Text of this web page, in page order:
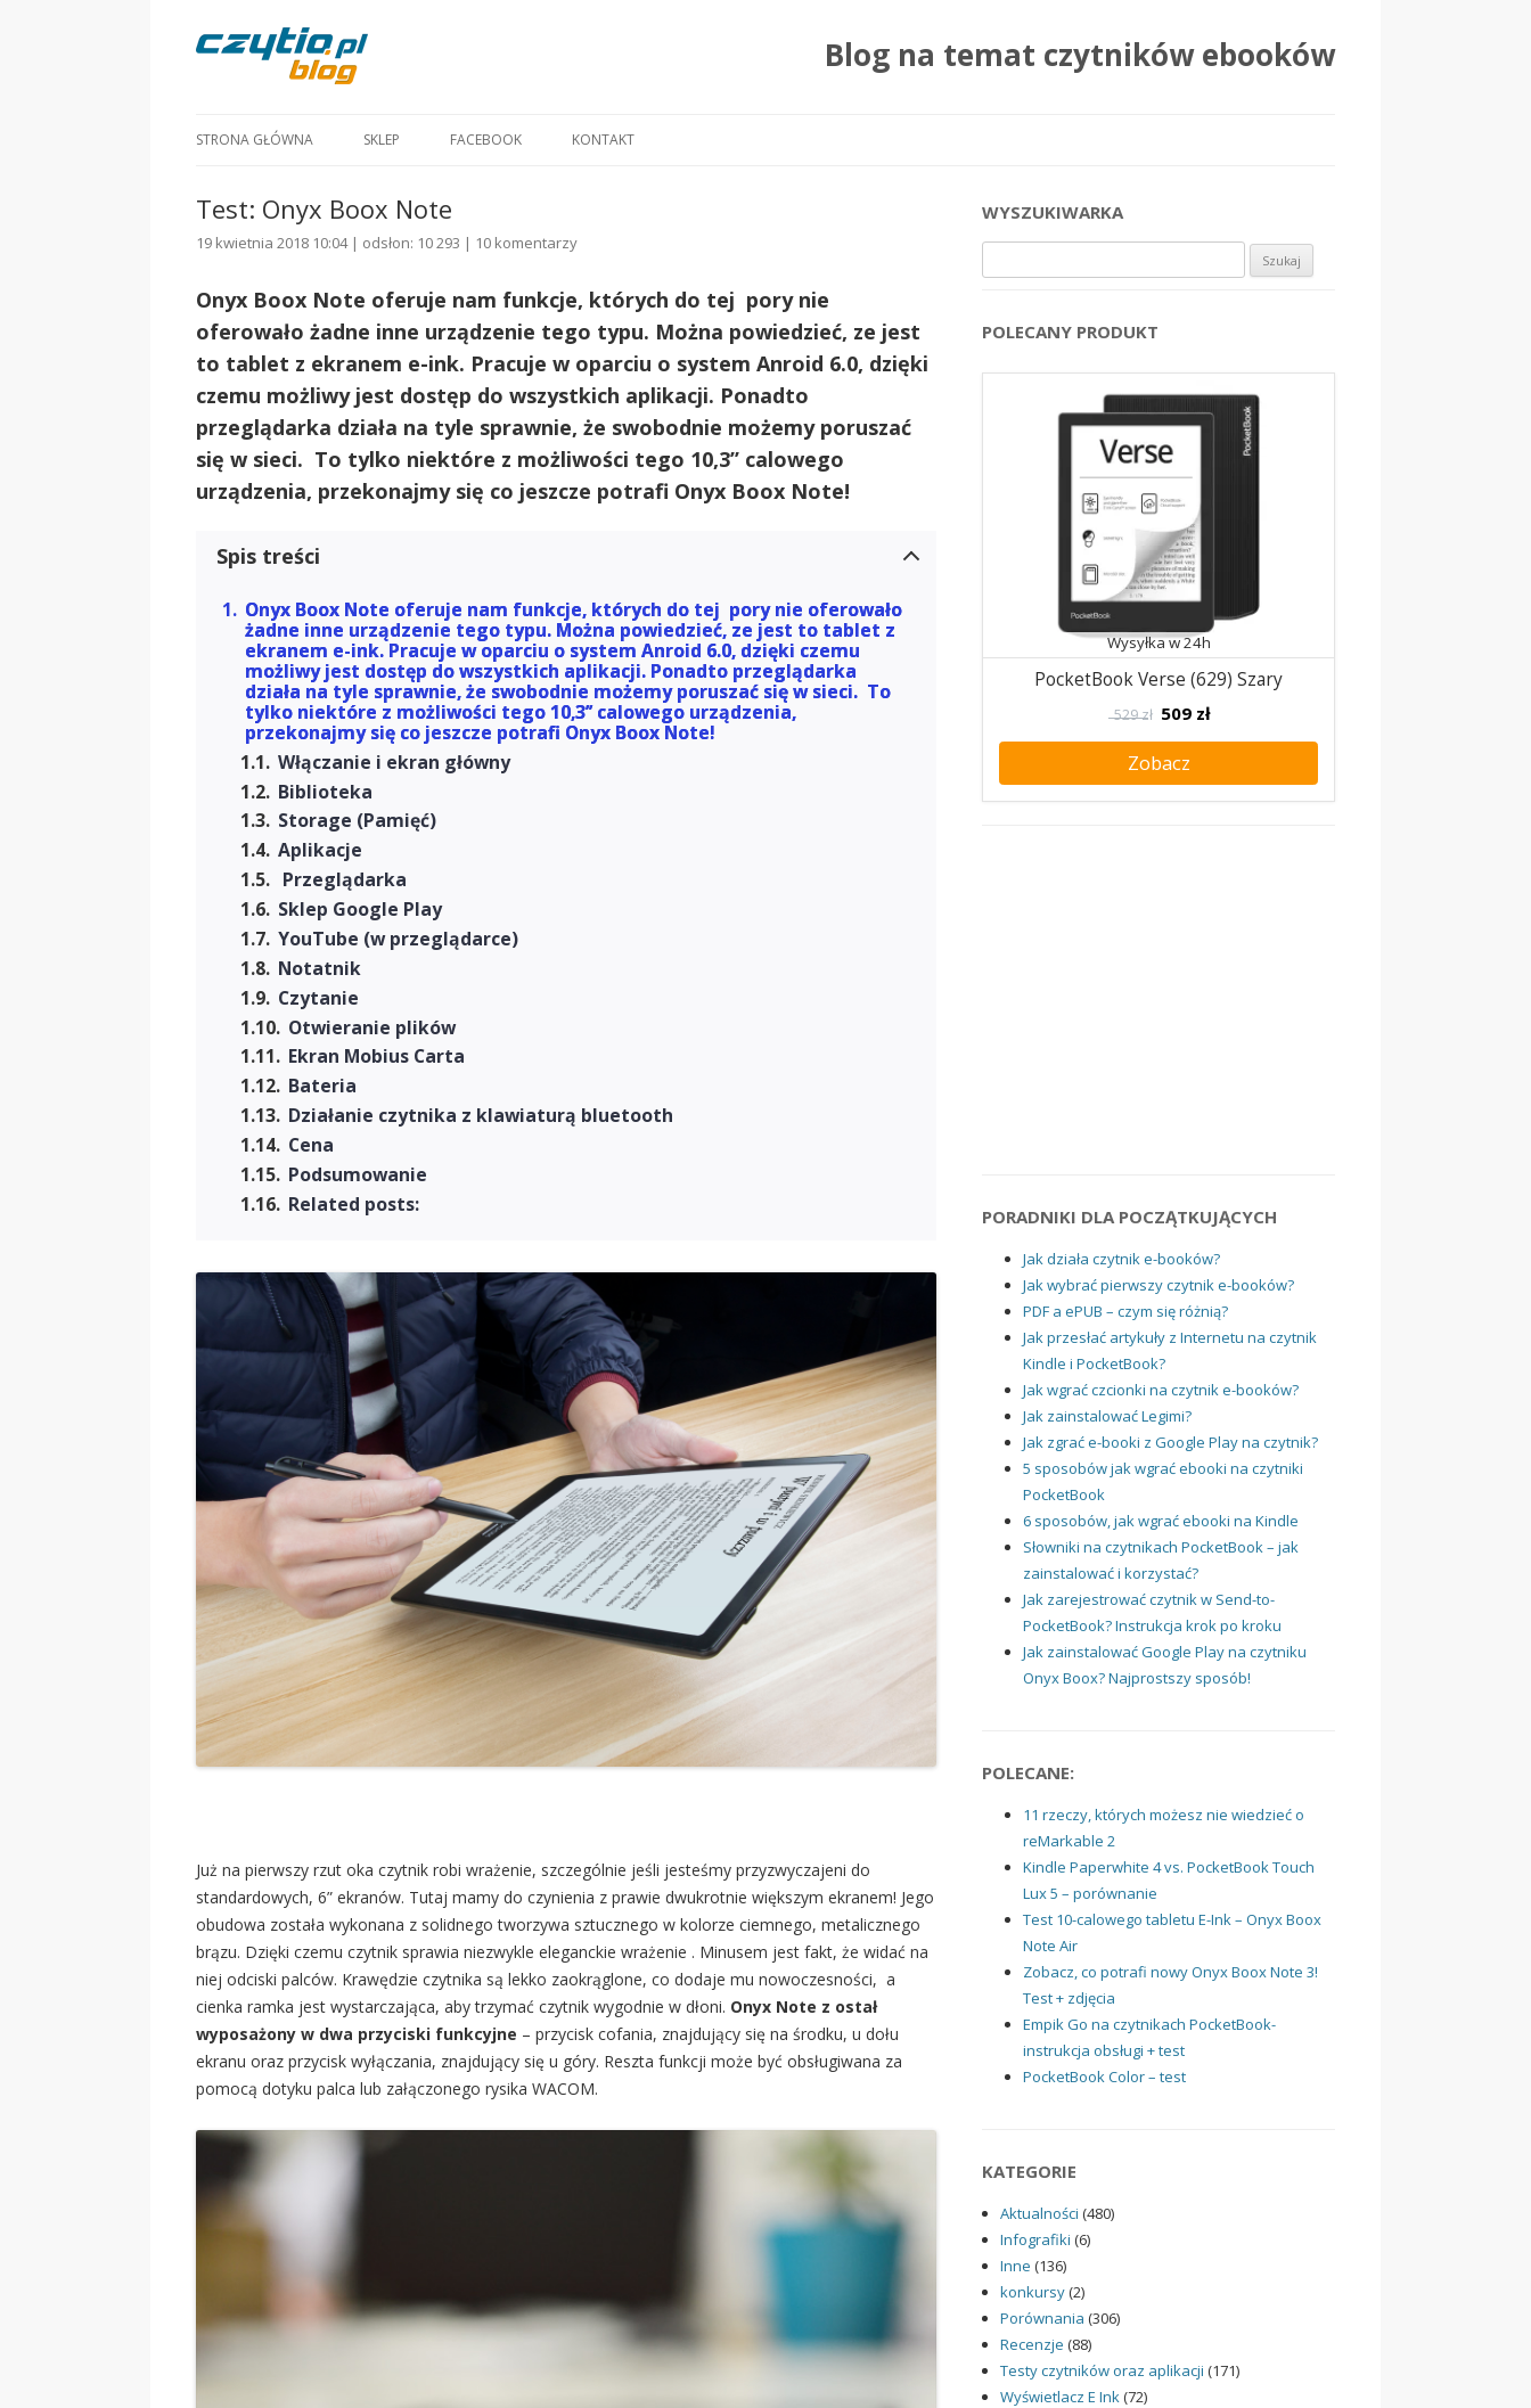
Blog na temat czytników ebooków
STRONA GŁÓWNA SKLEP FACEBOOK KONTAKT
Test: Onyx Boox Note
19 kwietnia 2018 10:04 | odsłon: 10 293 | 10 komentarzy
Onyx Boox Note oferuje nam funkcje, których do tej pory nie
oferowało żadne inne urządzenie tego typu. Można powiedzieć, ze jest
to tablet z ekranem e-ink. Pracuje w oparciu o system Anroid 6.0, dzięki
czemu możliwy jest dostęp do wszystkich aplikacji. Ponadto
przeglądarka działa na tyle sprawnie, że swobodnie możemy poruszać
się w sieci. To tylko niektóre z możliwości tego 10,3’’ calowego
urządzenia, przekonajmy się co jeszcze potrafi Onyx Boox Note!
Spis treści
Onyx Boox Note oferuje nam funkcje, których do tej pory nie oferowało
żadne inne urządzenie tego typu. Można powiedzieć, ze jest to tablet z
ekranem e-ink. Pracuje w oparciu o system Anroid 6.0, dzięki czemu
możliwy jest dostęp do wszystkich aplikacji. Ponadto przeglądarka
działa na tyle sprawnie, że swobodnie możemy poruszać się w sieci. To
tylko niektóre z możliwości tego 10,3’’ calowego urządzenia,
przekonajmy się co jeszcze potrafi Onyx Boox Note!
Włączanie i ekran główny
Biblioteka
Storage (Pamięć)
Aplikacje
Przeglądarka
Sklep Google Play
YouTube (w przeglądarce)
Notatnik
Czytanie
Otwieranie plików
Ekran Mobius Carta
Bateria
Działanie czytnika z klawiaturą bluetooth
Cena
Podsumowanie
Related posts:
Już na pierwszy rzut oka czytnik robi wrażenie, szczególnie jeśli jesteśmy przyzwyczajeni do
standardowych, 6” ekranów. Tutaj mamy do czynienia z prawie dwukrotnie większym ekranem! Jego
obudowa została wykonana z solidnego tworzywa sztucznego w kolorze ciemnego, metalicznego
brązu. Dzięki czemu czytnik sprawia niezwykle eleganckie wrażenie . Minusem jest fakt, że widać na
niej odciski palców. Krawędzie czytnika są lekko zaokrąglone, co dodaje mu nowoczesności, a
cienka ramka jest wystarczająca, aby trzymać czytnik wygodnie w dłoni. Onyx Note z ostał
wyposażony w dwa przyciski funkcyjne – przycisk cofania, znajdujący się na środku, u dołu
ekranu oraz przycisk wyłączania, znajdujący się u góry. Reszta funkcji może być obsługiwana za
pomocą dotyku palca lub załączonego rysika WACOM.
WYSZUKIWARKA
POLECANY PRODUKT
Wysyłka w 24h
PocketBook Verse (629) Szary
529 zł 509 zł
Zobacz
PORADNIKI DLA POCZĄTKUJĄCYCH
Jak działa czytnik e-booków?
Jak wybrać pierwszy czytnik e-booków?
PDF a ePUB – czym się różnią?
Jak przesłać artykuły z Internetu na czytnik
Kindle i PocketBook?
Jak wgrać czcionki na czytnik e-booków?
Jak zainstalować Legimi?
Jak zgrać e-booki z Google Play na czytnik?
5 sposobów jak wgrać ebooki na czytniki
PocketBook
6 sposobów, jak wgrać ebooki na Kindle
Słowniki na czytnikach PocketBook – jak
zainstalować i korzystać?
Jak zarejestrować czytnik w Send-to-
PocketBook? Instrukcja krok po kroku
Jak zainstalować Google Play na czytniku
Onyx Boox? Najprostszy sposób!
POLECANE:
11 rzeczy, których możesz nie wiedzieć o
reMarkable 2
Kindle Paperwhite 4 vs. PocketBook Touch
Lux 5 – porównanie
Test 10-calowego tabletu E-Ink – Onyx Boox
Note Air
Zobacz, co potrafi nowy Onyx Boox Note 3!
Test + zdjęcia
Empik Go na czytnikach PocketBook-
instrukcja obsługi + test
PocketBook Color – test
KATEGORIE
Aktualności (480)
Infografiki (6)
Inne (136)
konkursy(2)
Porównania (306)
Recenzje (88)
Testy czytników oraz aplikacji (171)
Wyświetlacz E Ink (72)